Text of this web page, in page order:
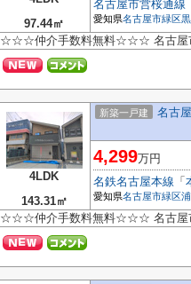
97.44㎡
名古屋市営桜通線
愛知県名古屋市緑区
☆☆☆仲介手数料無料☆☆☆ 名古屋市
4LDK
143.31㎡
新築一戸建 名古
4,299万円
名鉄名古屋本線 「
愛知県名古屋市緑区
☆☆☆仲介手数料無料☆☆☆ 名古屋市